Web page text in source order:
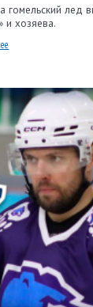
гомельский лед
и хозяева.